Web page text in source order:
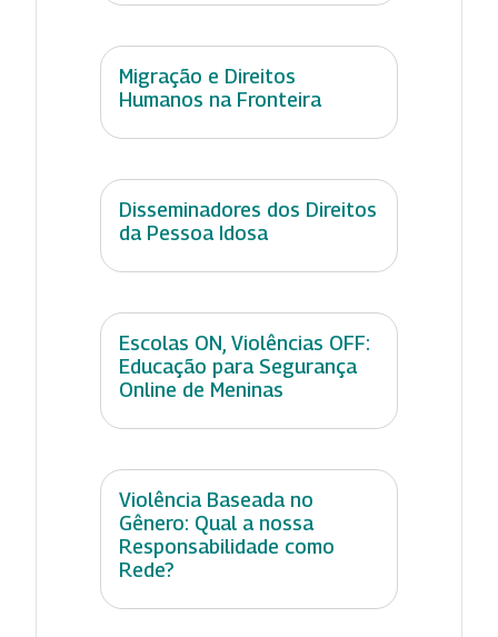
Migração e Direitos
Humanos na Fronteira
Disseminadores dos Direitos
da Pessoa Idosa
Escolas ON, Violências OFF:
Educação para Segurança
Online de Meninas
Violência Baseada no
Gênero: Qual a nossa
Responsabilidade como
Rede?